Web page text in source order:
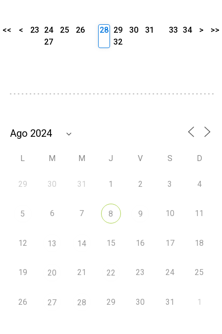
<< < 23 24 25
26
27
28 29 30
31
32
33 34 > >>
L M M J V S D
29 30 31 1 2 3 4
5 6 7 8 9 10 11
12 13 14 15 16 17 18
19 20 21 22 23 24 25
26 27 28 29 30 31 1